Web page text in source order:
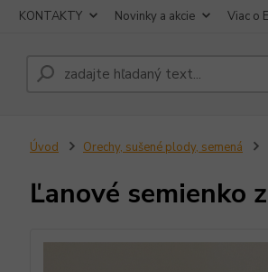
KONTAKTY Novinky a akcie Viac o
Úvod Orechy, sušené plody, semená
Ľanové semienko